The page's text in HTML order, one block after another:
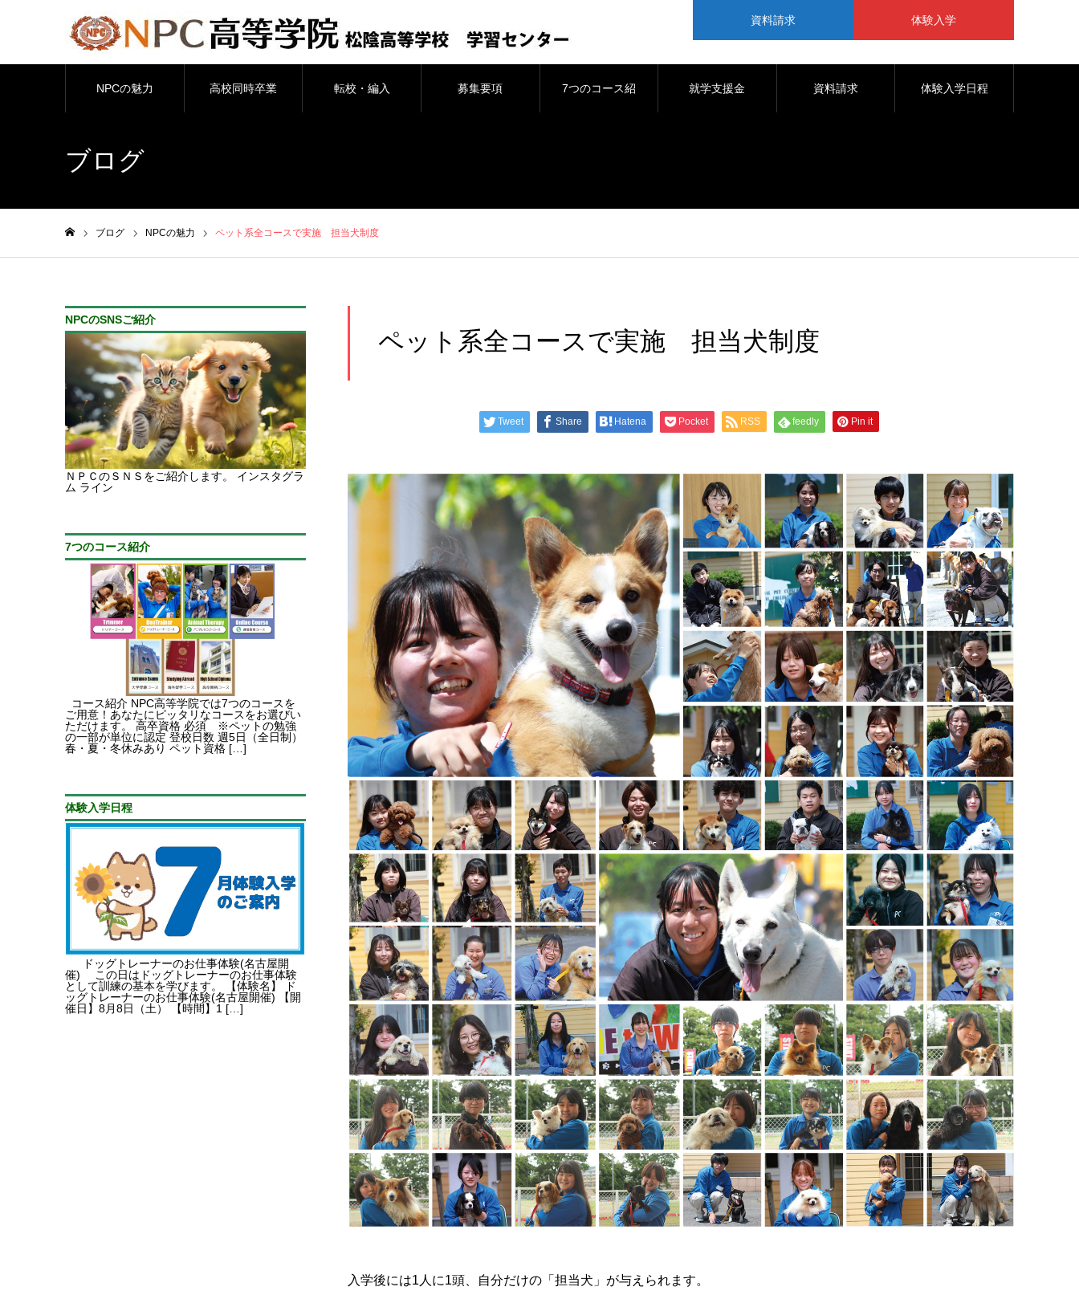
資料請求 体験入学
NPCの魅力 高校同時卒業 転校・編入 募集要項 7つのコース紹 就学支援金 資料請求 体験入学日程
ブログ
ブログ NPCの魅力 ペット系全コースで実施 担当犬制度
ペット系全コースで実施 担当犬制度
Tweet Share Hatena Pocket RSS feedly Pin it
入学後には1人に1頭、自分だけの「担当犬」が与えられます。
NPCのSNSご紹介
ＮＰＣのＳＮＳをご紹介します。 インスタグラ
ム ライン
7つのコース紹介
コース紹介 NPC高等学院では7つのコースを
ご用意！あなたにピッタリなコースをお選びい
ただけます。 高卒資格 必須 ※ペットの勉強
の一部が単位に認定 登校日数 週5日（全日制）
春・夏・冬休みあり ペット資格 […]
体験入学日程
ドッグトレーナーのお仕事体験(名古屋開
催) この日はドッグトレーナーのお仕事体験
として訓練の基本を学びます。 【体験名】 ド
ッグトレーナーのお仕事体験(名古屋開催) 【開
催日】8月8日（土） 【時間】1 […]